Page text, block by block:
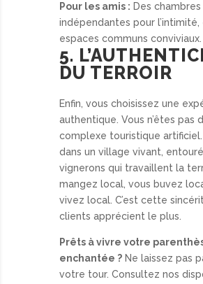
Pour les amis : Des chambres
indépendantes pour l’intimité,
espaces communs conviviaux.
5.
DU TERROIR
Enfin, vous choisissez une
authentique. Vous n’êtes pas
complexe touristique
dans un village vivant,
vignerons qui travaillent la
mangez local, vous buvez
vivez local. C’est cette
clients apprécient le plus.
Prêts à vivre votre
enchantée ?Ne laissez pas
votre tour. Consultez nos